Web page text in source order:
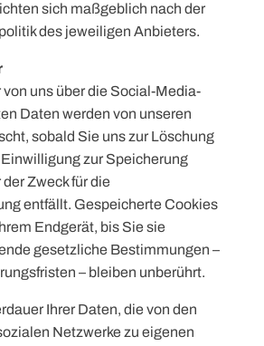
sich maßgeblich nach der
des jeweiligen Anbieters.
uns über die Social-Media-
Daten werden von unseren
sobald Sie uns zur Löschung
zur Speicherung
Zweck für die
entfällt. Gespeicherte Cookies
Endgerät, bis Sie sie
gesetzliche Bestimmungen –
– bleiben unberührt.
Ihrer Daten, die von den
Netzwerke zu eigenen